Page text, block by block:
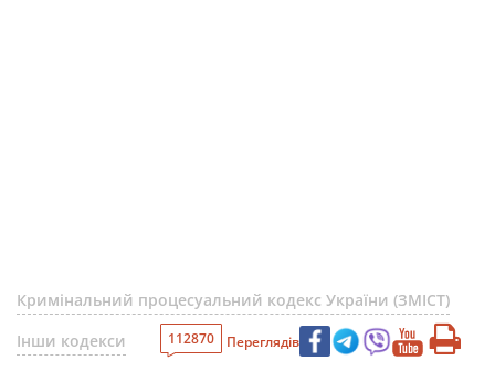
Кримінальний процесуальний кодекс України (ЗМІСТ)
Інши кодекси
112870 Переглядів